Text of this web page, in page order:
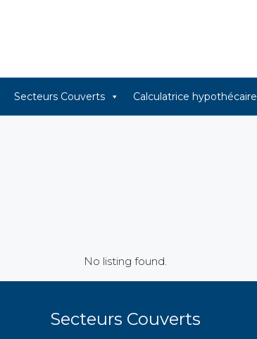
Secteurs Couverts Calculatrice hypothécaire
No listing found.
Secteurs Couverts